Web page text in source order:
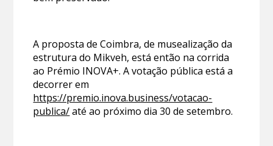
A proposta de Coimbra, de musealização da
estrutura do Mikveh, está então na corrida
ao Prémio INOVA+. A votação pública está a
decorrer em
https://premio.inova.business/votacao-
publica/até ao próximo dia 30 de setembro.